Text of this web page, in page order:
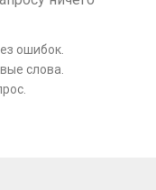
ошибок.
слова.